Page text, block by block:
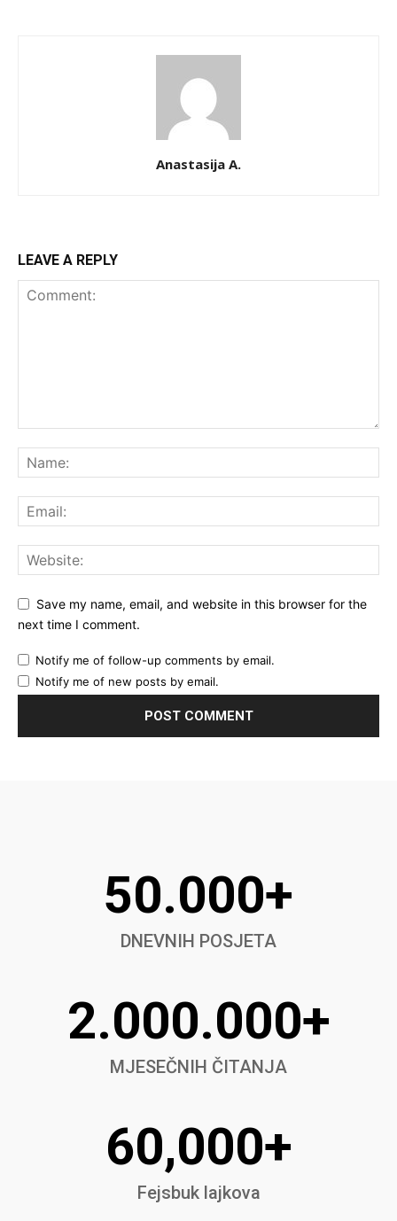
Anastasija A.
LEAVE A REPLY
Save my name, email, and website in this browser for the
next time I comment.
Notify me of follow-up comments by email.
Notify me of new posts by email.
50.000+
DNEVNIH POSJETA
2.000.000+
MJESEČNIH ČITANJA
60,000+
Fejsbuk lajkova